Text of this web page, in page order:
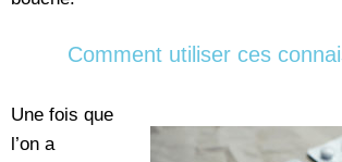
Comment utiliser ces
Une fois que
l’on a